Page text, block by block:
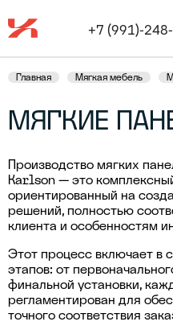
+7 (991)-
Главная Мягкая мебель
МЯГКИЕ
Производство мягких
Karlson — это
ориентированный на
решений, полностью
клиента и особенностям
Этот процесс включает в
этапов: от
финальной установки,
регламентирован для
точного соответствия